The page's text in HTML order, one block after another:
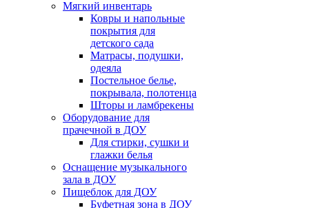
Мягкий инвентарь
Ковры и напольные
покрытия для
детского сада
Матрасы, подушки,
одеяла
Постельное белье,
покрывала, полотенца
Шторы и ламбрекены
Оборудование для
прачечной в ДОУ
Для стирки, сушки и
глажки белья
Оснащение музыкального
зала в ДОУ
Пищеблок для ДОУ
Буфетная зона в ДОУ